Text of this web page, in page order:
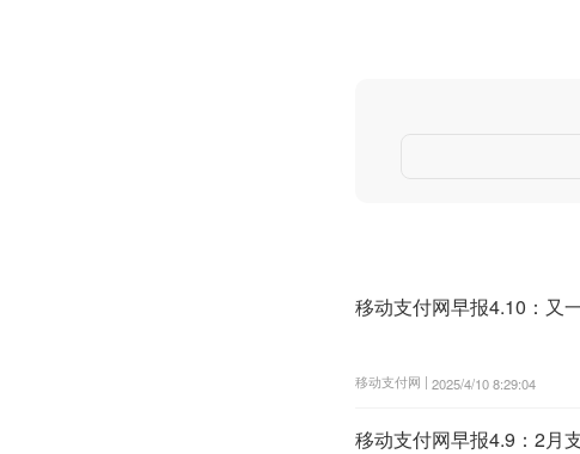
移动支付网早报4.10：又
移动支付网 | 2025/4/10 8:29:04
移动支付网早报4.9：2月